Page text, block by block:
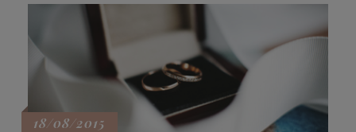
18/08/2015